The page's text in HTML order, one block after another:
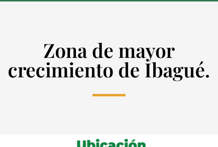
Zona de mayor
crecimiento de Ibagué.